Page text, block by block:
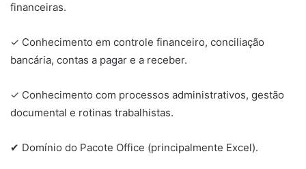
financeiras.
✓ Conhecimento em controle financeiro, conciliação
bancária, contas a pagar e a receber.
✓ Conhecimento com processos administrativos, gestão
documental e rotinas trabalhistas.
✔ Domínio do Pacote Office (principalmente Excel).